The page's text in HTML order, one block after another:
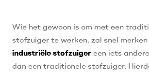
Wie het gewoon is om met een
stofzuiger te werken, zal snel
industriële stofzuiger een iets
dan een traditionele stofzuiger.